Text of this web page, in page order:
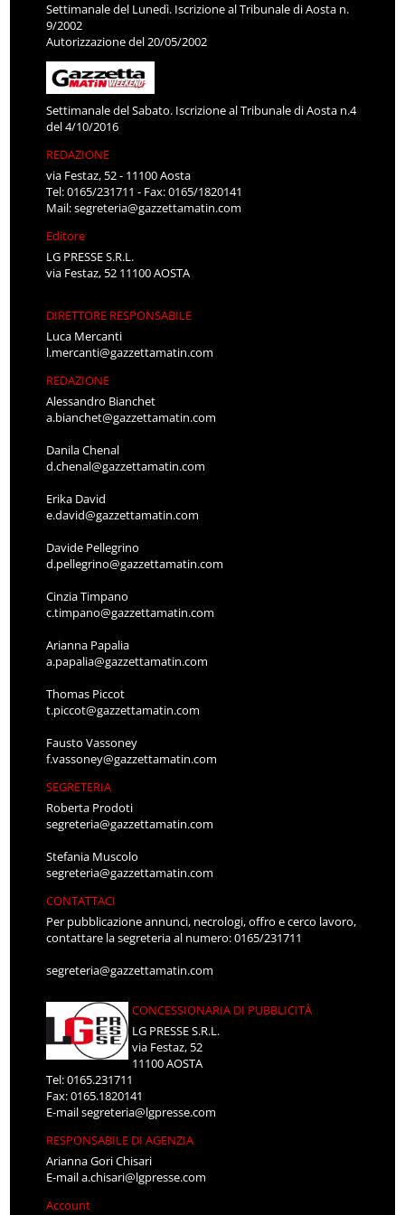
Settimanale del Lunedì. Iscrizione al Tribunale di Aosta n.
9/2002
Autorizzazione del 20/05/2002
Settimanale del Sabato. Iscrizione al Tribunale di Aosta n.4
del 4/10/2016
REDAZIONE
via Festaz, 52 - 11100 Aosta
Tel: 0165/231711 - Fax: 0165/1820141
Mail:segreteria@gazzettamatin.com
Editore
LG PRESSE S.R.L.
via Festaz, 52 11100 AOSTA
DIRETTORE RESPONSABILE
Luca Mercanti
l.mercanti@gazzettamatin.com
REDAZIONE
Alessandro Bianchet
a.bianchet@gazzettamatin.com
Danila Chenal
d.chenal@gazzettamatin.com
Erika David
e.david@gazzettamatin.com
Davide Pellegrino
d.pellegrino@gazzettamatin.com
Cinzia Timpano
c.timpano@gazzettamatin.com
Arianna Papalia
a.papalia@gazzettamatin.com
Thomas Piccot
t.piccot@gazzettamatin.com
Fausto Vassoney
f.vassoney@gazzettamatin.com
SEGRETERIA
Roberta Prodoti
segreteria@gazzettamatin.com
Stefania Muscolo
segreteria@gazzettamatin.com
CONTATTACI
Per pubblicazione annunci, necrologi, offro e cerco lavoro,
contattare la segreteria al numero: 0165/231711
segreteria@gazzettamatin.com
CONCESSIONARIA DI PUBBLICITÀ
LG PRESSE S.R.L.
via Festaz, 52
11100 AOSTA
Tel: 0165.231711
Fax: 0165.1820141
E-mailsegreteria@lgpresse.com
RESPONSABILE DI AGENZIA
Arianna Gori Chisari
E-maila.chisari@lgpresse.com
Account